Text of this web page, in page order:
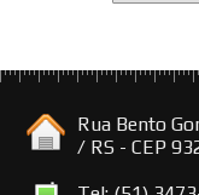
Rua Bento
/ RS - CEP